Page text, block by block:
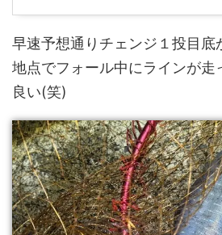
早速予想通りチェンジ１投目底
地点でフォール中にラインが走
良い(笑)